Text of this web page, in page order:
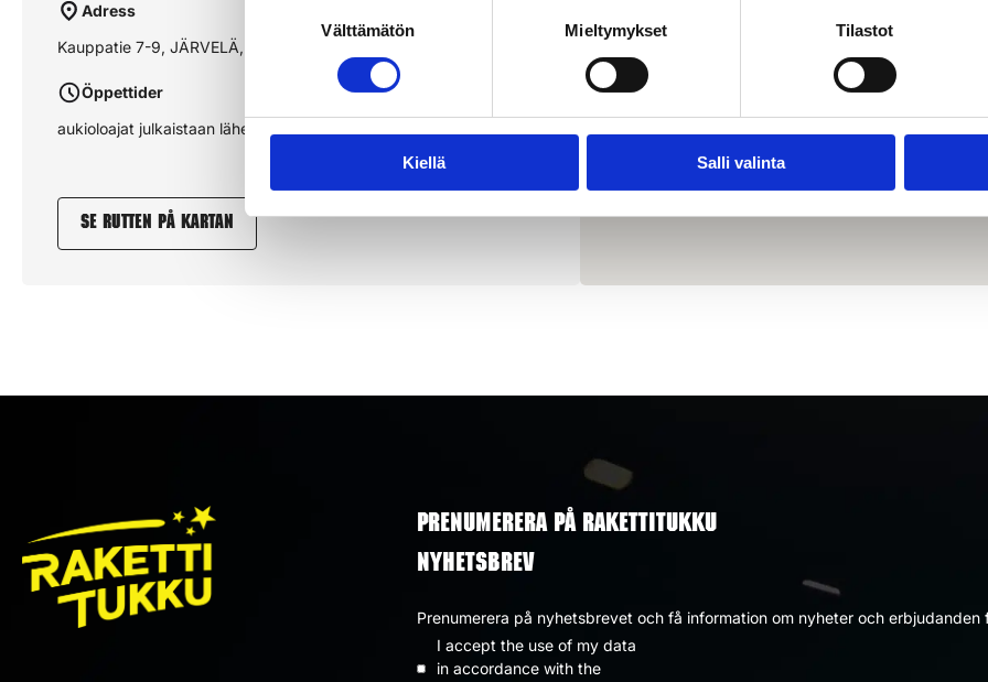
Välttämätön Mieltymykset Tilastot
Kiellä Salli valinta
Adress
Kauppatie 7-9, JÄRVELÄ, KÄRKÖLÄ
Öppettider
aukioloajat julkaistaan lähempänä sesonkia
Se rutten på kartan
PRENUMERERA PÅ RAKETTITUKKU
NYHETSBREV
Prenumerera på nyhetsbrevet och få information om nyheter och erbjudanden
Dataskyddpolicy
I accept the use of my data
in accordance with the